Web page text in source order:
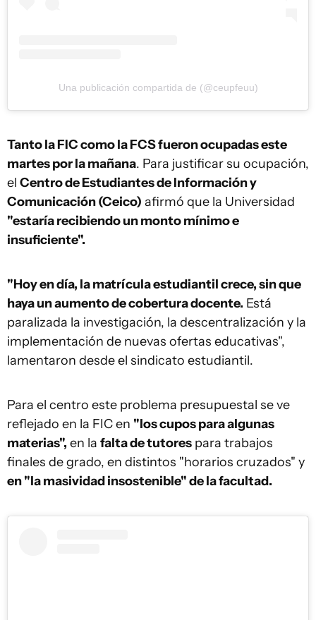
Una publicación compartida de (@ceupfeuu)
Tanto la FIC como la FCS fueron ocupadas este
martes por la mañana. Para justificar su ocupación,
el Centro de Estudiantes de Información y
Comunicación (Ceico) afirmó que la Universidad
"estaría recibiendo un monto mínimo e
insuficiente".
"Hoy en día, la matrícula estudiantil crece, sin que
haya un aumento de cobertura docente. Está
paralizada la investigación, la descentralización y la
implementación de nuevas ofertas educativas",
lamentaron desde el sindicato estudiantil.
Para el centro este problema presupuestal se ve
reflejado en la FIC en "los cupos para algunas
materias", en la falta de tutores para trabajos
finales de grado, en distintos "horarios cruzados" y
en "la masividad insostenible" de la facultad.